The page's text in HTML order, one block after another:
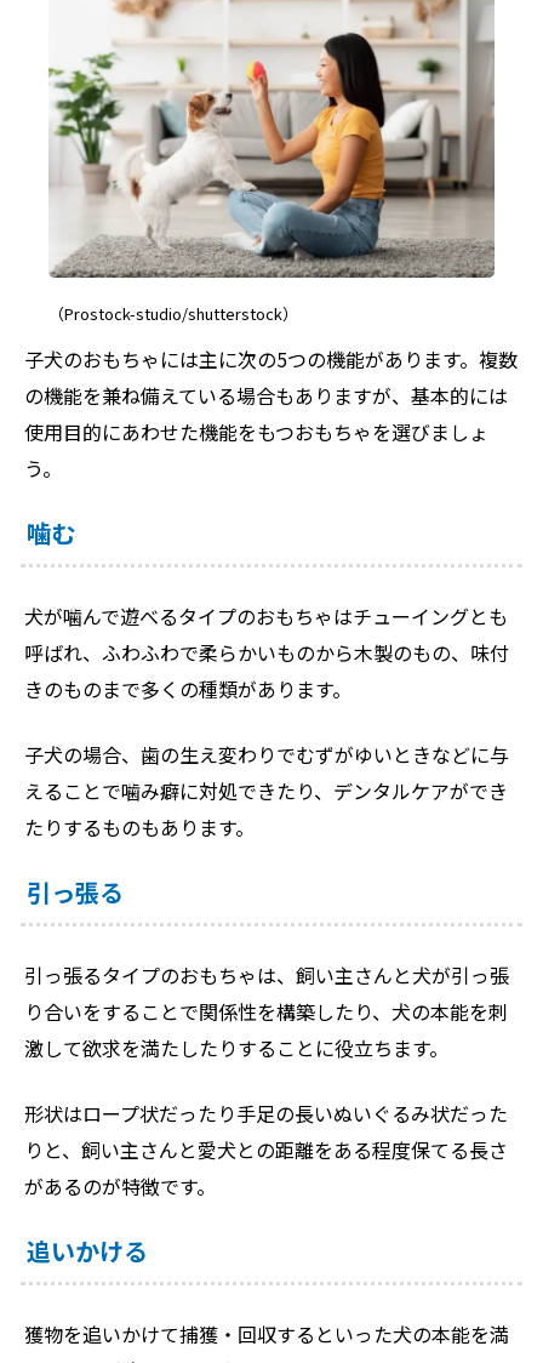
（Prostock-studio/shutterstock）
子犬のおもちゃには主に次の5つの機能があります。複数
の機能を兼ね備えている場合もありますが、基本的には
使用目的にあわせた機能をもつおもちゃを選びましょ
う。
噛む
犬が噛んで遊べるタイプのおもちゃはチューイングとも
呼ばれ、ふわふわで柔らかいものから木製のもの、味付
きのものまで多くの種類があります。
子犬の場合、歯の生え変わりでむずがゆいときなどに与
えることで噛み癖に対処できたり、デンタルケアができ
たりするものもあります。
引っ張る
引っ張るタイプのおもちゃは、飼い主さんと犬が引っ張
り合いをすることで関係性を構築したり、犬の本能を刺
激して欲求を満たしたりすることに役立ちます。
形状はロープ状だったり手足の長いぬいぐるみ状だった
りと、飼い主さんと愛犬との距離をある程度保てる長さ
があるのが特徴です。
追いかける
獲物を追いかけて捕獲・回収するといった犬の本能を満